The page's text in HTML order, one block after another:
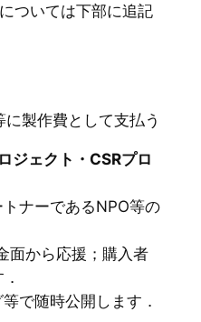
いては下部に追記
製作費として支払う
ジェクト・CSRプロ
トナーであるNPO等の
面から応援；購入者
で随時公開します．